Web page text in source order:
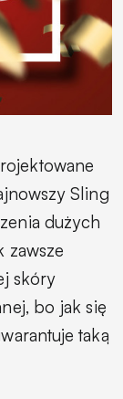
Sling
dużych
zawsze
skóry
bo jak się
taką